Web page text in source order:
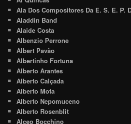
Ala Dos Compositores Da E. S. E. P.
Aladdin Band
Alaide Costa
Albenzio Perrone
Albert Pavão
Albertinho Fortuna
Alberto Arantes
Alberto Calçada
Alberto Mota
Alberto Nepomuceno
Alberto Rosenblit
Alceo Bocchino